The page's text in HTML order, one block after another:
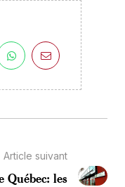
Article suivant
Québec: les